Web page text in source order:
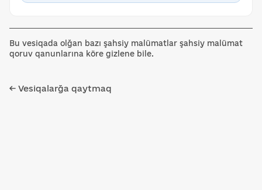
Bu vesiqada olğan bazı şahsiy malümatlar şahsiy malümat
qoruv qanunlarına köre gizlene bile.
← Vesiqalarğa qaytmaq